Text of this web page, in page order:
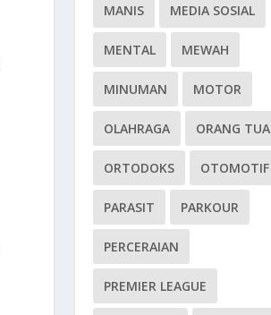
MANIS MEDIA SOSIAL
MENTAL MEWAH
MINUMAN MOTOR
OLAHRAGA ORANG TUA
ORTODOKS OTOMOTIF
PARASIT PARKOUR
PERCERAIAN
PREMIER LEAGUE